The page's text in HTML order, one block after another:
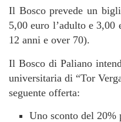
Il Bosco prevede un
5,00 euro l’adulto e
12 anni e over 70).
Il Bosco di Paliano
universitaria di “Tor
seguente offerta:
Uno sconto del 20%